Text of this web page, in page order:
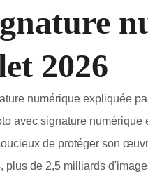
2026
numérique expliquée
avec signature numérique
de protéger son
plus de 2,5 milliards